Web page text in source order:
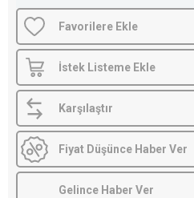
Favorilere Ekle
İstek Listeme Ekle
Karşılaştır
Fiyat Düşünce Haber Ver
Gelince Haber Ver